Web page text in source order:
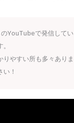
YouTubeで発信して
りやすい所も多々あり
！